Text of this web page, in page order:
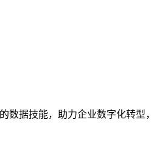
数据技能，助力企业数字化转型，